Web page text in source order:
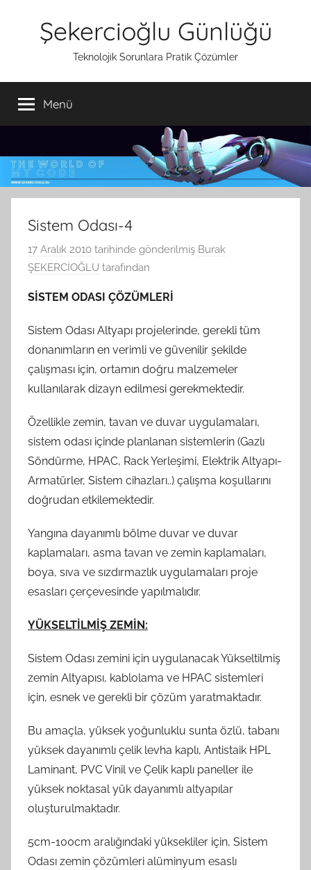
Şekercioğlu Günlüğü
Teknolojik Sorunlara Pratik Çözümler
Menü
Sistem Odası-4
17 Aralık 2010 tarihinde gönderilmiş Burak
ŞEKERCİOĞLU tarafından
SİSTEM ODASI ÇÖZÜMLERİ
Sistem Odası Altyapı projelerinde, gerekli tüm
donanımların en verimli ve güvenilir şekilde
çalışması için, ortamın doğru malzemeler
kullanılarak dizayn edilmesi gerekmektedir.
Özellikle zemin, tavan ve duvar uygulamaları,
sistem odası içinde planlanan sistemlerin (Gazlı
Söndürme, HPAC, Rack Yerleşimi, Elektrik Altyapı-
Armatürler, Sistem cihazları..) çalışma koşullarını
doğrudan etkilemektedir.
Yangına dayanımlı bölme duvar ve duvar
kaplamaları, asma tavan ve zemin kaplamaları,
boya, sıva ve sızdırmazlık uygulamaları proje
esasları çerçevesinde yapılmalıdır.
YÜKSELTİLMİŞ ZEMİN:
Sistem Odası zemini için uygulanacak Yükseltilmiş
zemin Altyapısı, kablolama ve HPAC sistemleri
için, esnek ve gerekli bir çözüm yaratmaktadır.
Bu amaçla, yüksek yoğunluklu sunta özlü, tabanı
yüksek dayanımlı çelik levha kaplı, Antistaik HPL
Laminant, PVC Vinil ve Çelik kaplı paneller ile
yüksek noktasal yük dayanımlı altyapılar
oluşturulmaktadır.
5cm-100cm aralığındaki yüksekliler için, Sistem
Odası zemin çözümleri alüminyum esaslı